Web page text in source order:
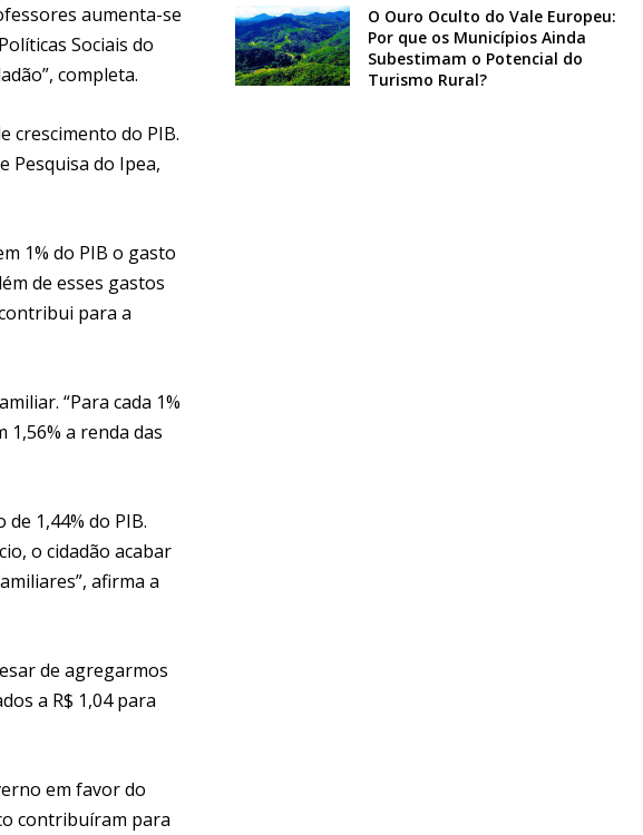
aumenta-se
Sociais do
completa.
crescimento do PIB.
Pesquisa do Ipea,
1% do PIB o gasto
de esses gastos
para a
“Para cada 1%
1,56% a renda das
1,44% do PIB.
o cidadão acabar
afirma a
de agregarmos
a R$ 1,04 para
em favor do
contribuíram para
O Ouro Oculto do Vale Europeu:
Por que os Municípios Ainda
Subestimam o Potencial do
Turismo Rural?